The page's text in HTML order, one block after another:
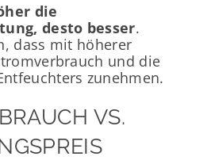
die
desto besser.
dass mit höherer
und die
zunehmen.
VS.